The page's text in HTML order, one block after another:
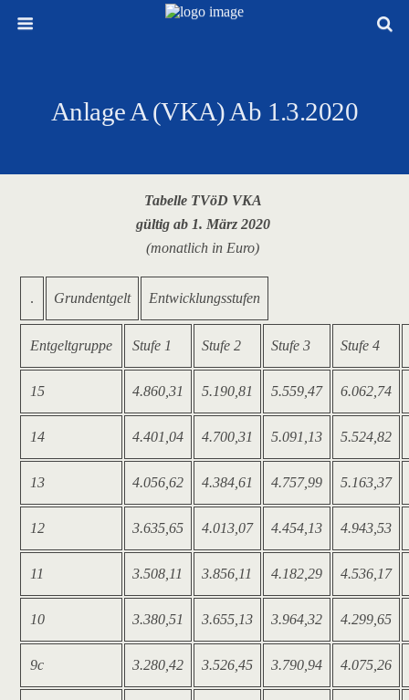
Anlage A (VKA) Ab 1.3.2020
Tabelle TVöD VKA
gültig ab 1. März 2020
(monatlich in Euro)
. Grundentgelt Entwicklungsstufen
Entgeltgruppe Stufe 1 Stufe 2 Stufe 3 Stufe 4
15 4.860,31 5.190,81 5.559,47 6.062,74
14 4.401,04 4.700,31 5.091,13 5.524,82
13 4.056,62 4.384,61 4.757,99 5.163,37
12 3.635,65 4.013,07 4.454,13 4.943,53
11 3.508,11 3.856,11 4.182,29 4.536,17
10 3.380,51 3.655,13 3.964,32 4.299,65
9c 3.280,42 3.526,45 3.790,94 4.075,26